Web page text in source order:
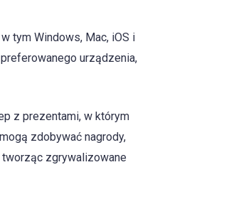
tym Windows, Mac, iOS i
urządzenia,
z prezentami, w którym
zdobywać nagrody,
zgrywalizowane